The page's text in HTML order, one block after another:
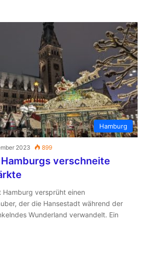
Hamburg
2023 899
verschneite
Hamburg versprüht einen
der die Hansestadt während der
Wunderland verwandelt. Ein